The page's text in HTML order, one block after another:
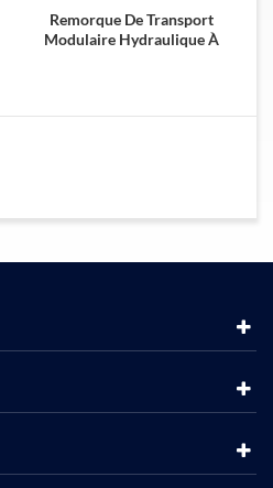
Remorque De Transport
Modulaire Hydraulique À